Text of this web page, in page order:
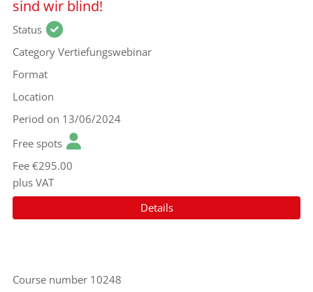
sind wir blind!
Status
Category Vertiefungswebinar
Format
Location
Period on 13/06/2024
Free spots
Fee €295.00
plus VAT
Details
Course number 10248